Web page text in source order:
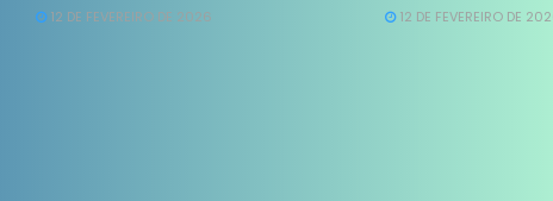
12 DE FEVEREIRO DE 2026 12 DE FEVEREIRO DE